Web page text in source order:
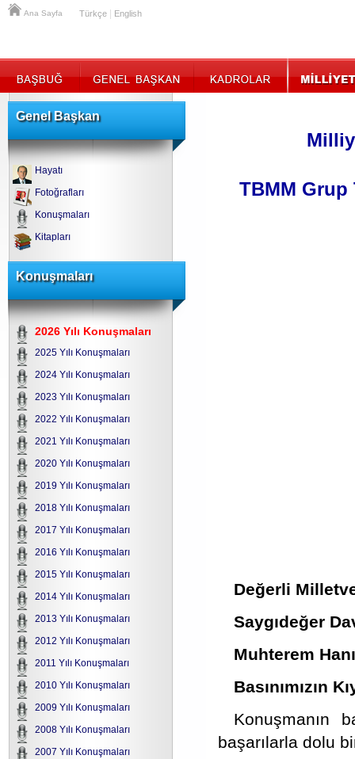
Ana Sayfa Türkçe English
Genel Başkan
Hayatı
Fotoğrafları
Konuşmaları
Kitapları
Konuşmaları
2026 Yılı Konuşmaları
2025 Yılı Konuşmaları
2024 Yılı Konuşmaları
2023 Yılı Konuşmaları
2022 Yılı Konuşmaları
2021 Yılı Konuşmaları
2020 Yılı Konuşmaları
2019 Yılı Konuşmaları
2018 Yılı Konuşmaları
2017 Yılı Konuşmaları
2016 Yılı Konuşmaları
2015 Yılı Konuşmaları
2014 Yılı Konuşmaları
2013 Yılı Konuşmaları
2012 Yılı Konuşmaları
2011 Yılı Konuşmaları
2010 Yılı Konuşmaları
2009 Yılı Konuşmaları
2008 Yılı Konuşmaları
2007 Yılı Konuşmaları
TBMM Grup
Değerli
Saygıdeğer
Muhterem
Basınımızın
Konuşmanın
başarılarla dolu